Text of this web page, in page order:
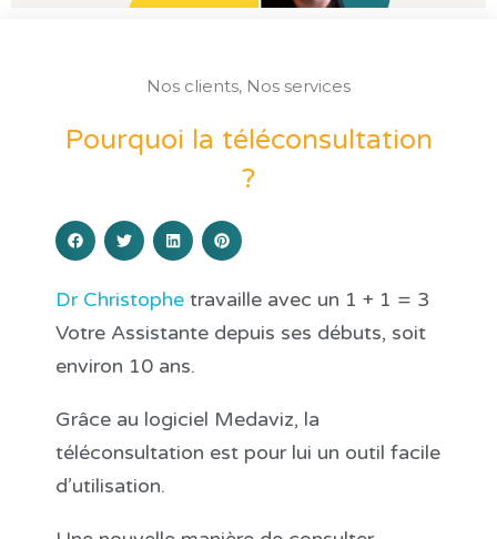
Nos clients, Nos services
Pourquoi la téléconsultation
?
Dr Christophe travaille avec un 1 + 1 = 3
Votre Assistante depuis ses débuts, soit
environ 10 ans.
Grâce au logiciel Medaviz, la
téléconsultation est pour lui un outil facile
d’utilisation.